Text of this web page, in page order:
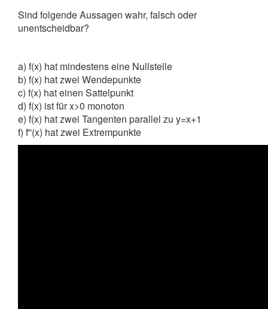
Sind folgende Aussagen wahr, falsch oder
unentscheidbar?
a) f(x) hat mindestens eine Nullstelle
b) f(x) hat zwei Wendepunkte
c) f(x) hat einen Sattelpunkt
d) f(x) ist für x>0 monoton
e) f(x) hat zwei Tangenten parallel zu y=x+1
f) f''(x) hat zwei Extrempunkte